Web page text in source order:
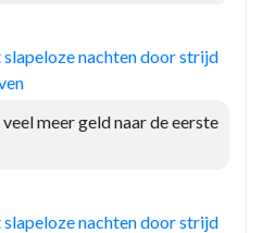
nachten door strijd
meer geld naar de eerste
nachten door strijd